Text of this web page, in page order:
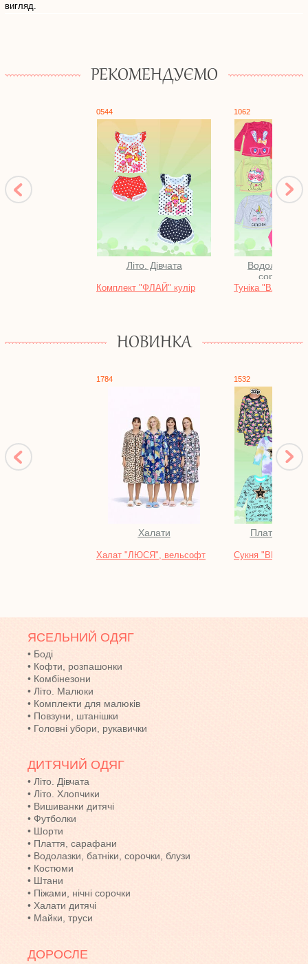
вигляд.
РЕКОМЕНДУЄМО
0544
Літо. Дівчата
Комплект "ФЛАЙ" кулір
1062
Водолазки,
сорочки,
Туніка "ВАНІЛЬ",
НОВИНКА
1784
Халати
Халат "ЛЮСЯ", вельсофт
1532
Плаття,
Сукня "ВЕРА", 2х
ЯСЕЛЬНИЙ ОДЯГ
• Боді
• Кофти, розпашонки
• Комбінезони
• Літо. Малюки
• Комплекти для малюків
• Повзуни, штанішки
• Головні убори, рукавички
ДИТЯЧИЙ ОДЯГ
• Літо. Дівчата
• Літо. Хлопчики
• Вишиванки дитячі
• Футболки
• Шорти
• Плаття, сарафани
• Водолазки, батніки, сорочки, блузи
• Костюми
• Штани
• Піжами, нічні сорочки
• Халати дитячі
• Майки, труси
ДОРОСЛЕ